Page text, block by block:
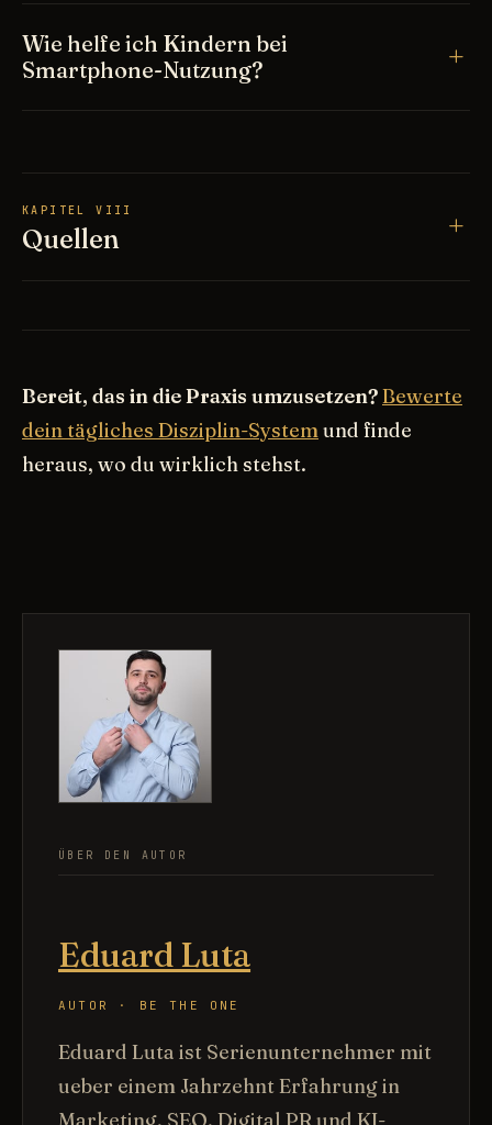
Wie helfe ich Kindern bei
Smartphone-Nutzung?
KAPITEL VIII
Quellen
Bereit, das in die Praxis umzusetzen?Bewerte
dein tägliches Disziplin-Systemund finde
heraus, wo du wirklich stehst.
ÜBER DEN AUTOR
Eduard Luta
AUTOR · BE THE ONE
Eduard Luta ist Serienunternehmer mit
ueber einem Jahrzehnt Erfahrung in
Marketing, SEO, Digital PR und KI-